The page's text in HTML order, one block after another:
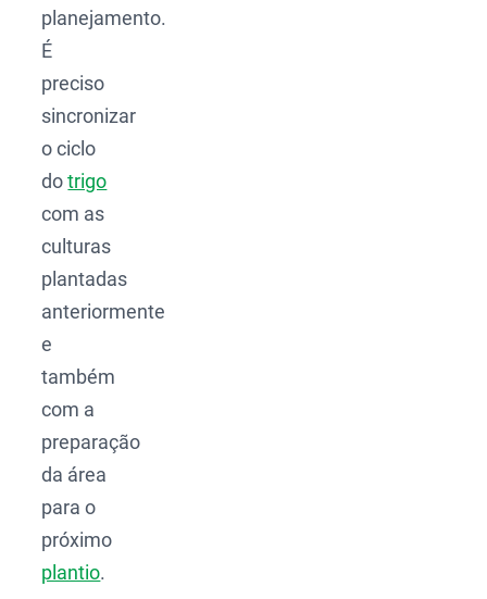
planejamento.
É
preciso
sincronizar
o ciclo
dotrigo
com as
culturas
plantadas
anteriormente
e
também
com a
preparação
da área
para o
próximo
plantio.